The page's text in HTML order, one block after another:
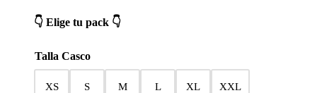
👇 Elige tu pack 👇
Talla Casco
XS S M L XL XXL